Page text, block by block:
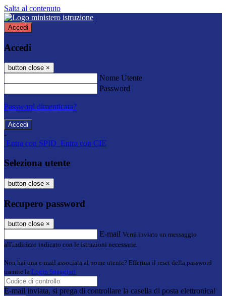
Salta al contenuto
Accedi
Accedi
button close ×
Nome Utente
Password
Password dimenticata?
-
Entra con SPID Entra con CIE
Seleziona utente
button close ×
Recupero password
button close ×
E-mail Verrà inviato un messaggio
all'indirizzo indicato con le istruzioni necessarie.
Non hai una e-mail associata al nome utente? Effettua il reset della password
tramite la Login Spaggiari
E-mail inviata, si prega di controllare la casella di posta elettronica!